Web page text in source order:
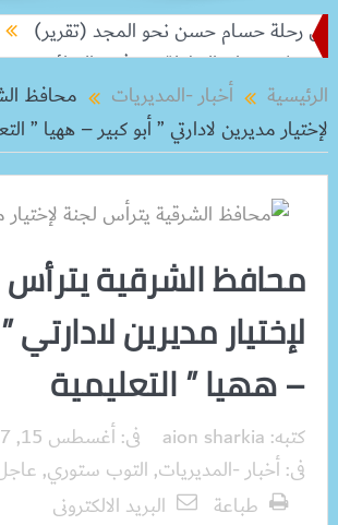
رحلة حسام حسن نحو المجد (تقرير)
10 زيادات في 10 سنوات.. هل حان الوقت لرفع دعم البنزين نهائيا؟
تودعان البطولة من ثمن النهائي
بعد
الرئيسية
أخبار -المديريات
محافظ
لإختيار مديرين لادارتي ” أبو كبير – ههيا ”
محافظ الشرقية يترأس
لإختيار مديرين لادارتي
– ههيا ” التعليمية
كتبه: aion sharkia فى:أغسطس 15, 2017
فى:أخبار -المديريات, التوب ستوري,
طباعة
البريد الالكترونى